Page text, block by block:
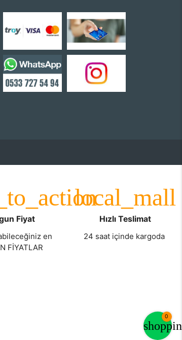
0
Fiyat
en
FİYATLAR
Hızlı Teslimat
24 saat içinde kargoda